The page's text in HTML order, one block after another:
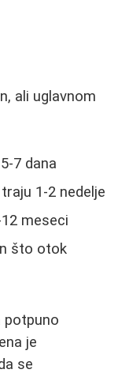
ali uglavnom
7 dana
1-2 nedelje
meseci
što otok
potpuno
je
se